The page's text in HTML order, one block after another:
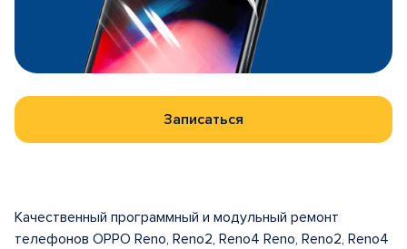
Записаться
Качественный программный и модульный ремонт
телефонов OPPO Reno, Reno2, Reno4 Reno, Reno2, Reno4